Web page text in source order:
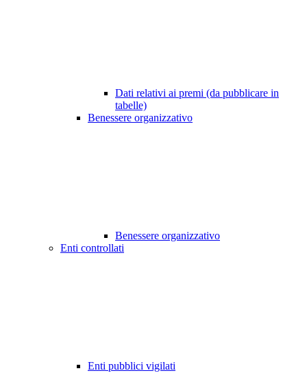
Dati relativi ai premi (da pubblicare in
tabelle)
Benessere organizzativo
Benessere organizzativo
Enti controllati
Enti pubblici vigilati